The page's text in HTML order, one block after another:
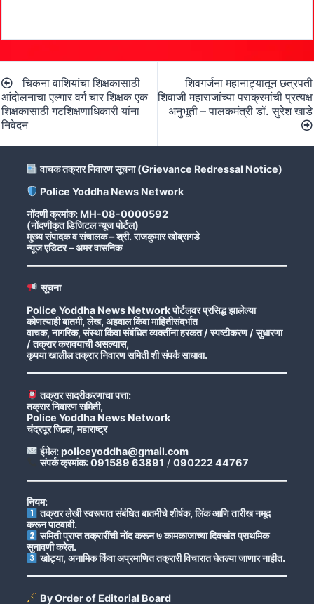
navigation
चिकना वाशियांचा शिक्षकासाठी
आंदोलनाचा एल्गार वर्ग चार शिक्षक एक
शिक्षकासाठी गटशिक्षणाधिकारी यांना
निवेदन
शिवगर्जना महानाट्यातून छत्रपती
शिवाजी महाराजांच्या पराक्रमांची प्रत्यक्ष
अनुभूती – पालकमंत्री डॉ. सुरेश खाडे
वाचक तक्रार निवारण सूचना (Grievance Redressal Notice)
Police Yoddha News Network
नोंदणी क्रमांक: MH-08-0000592
(नोंदणीकृत डिजिटल न्यूज पोर्टल)
मुख्य संपादक व संचालक – श्री. राजकुमार खोब्रागडे
न्यूज एडिटर – अमर वासनिक
सूचना
Police Yoddha News Network पोर्टलवर प्रसिद्ध झालेल्या
कोणत्याही बातमी, लेख, अहवाल किंवा माहितीसंदर्भात
वाचक, नागरिक, संस्था किंवा संबंधित व्यक्तींना हरकत / स्पष्टीकरण / सुधारणा
/ तक्रार करावयाची असल्यास,
कृपया खालील तक्रार निवारण समिती शी संपर्क साधावा.
तक्रार सादरीकरणाचा पत्ता:
तक्रार निवारण समिती,
Police Yoddha News Network
चंद्रपूर जिल्हा, महाराष्ट्र
ईमेल: policeyoddha@gmail.com
संपर्क क्रमांक: 091589 63891 / 090222 44767
नियम:
तक्रार लेखी स्वरूपात संबंधित बातमीचे शीर्षक, लिंक आणि तारीख नमूद
करून पाठवावी.
समिती प्राप्त तक्रारींची नोंद करून ७ कामकाजाच्या दिवसांत प्राथमिक
सुनावणी करेल.
खोट्या, अनामिक किंवा अप्रमाणित तक्रारी विचारात घेतल्या जाणार नाहीत.
By Order of Editorial Board